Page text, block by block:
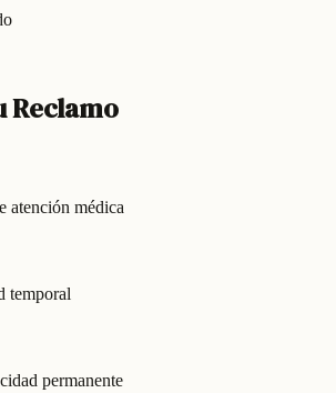
Reclamo
atención médica
temporal
permanente